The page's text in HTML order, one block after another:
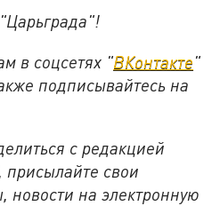
в соцсетях "ВКонтакте"
подписывайтесь на
с редакцией
присылайте свои
на электронную